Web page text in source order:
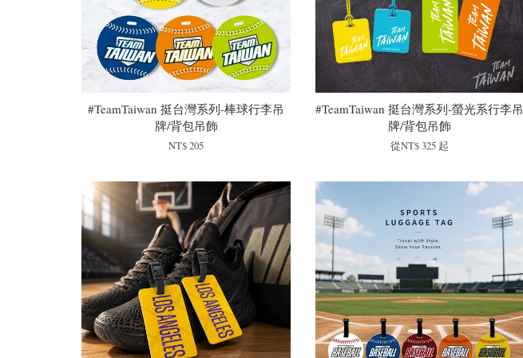
#TeamTaiwan 挺台灣系列-棒球行李吊
牌/背包吊飾
NT$ 205
#TeamTaiwan 挺台灣系列-螢光系行李吊
牌/背包吊飾
從NT$ 325 起